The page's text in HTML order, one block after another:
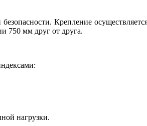
Крепление
750 мм друг от друга.
нагрузки.